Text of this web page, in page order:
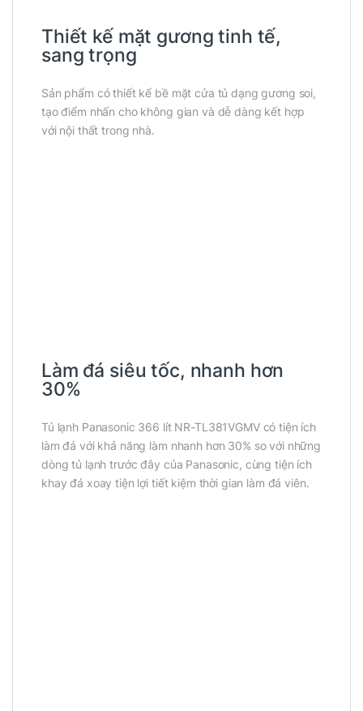
Thiết kế mặt gương tinh tế,
sang trọng
Sản phẩm có thiết kế bề mặt cửa tủ dạng gương soi,
tạo điểm nhấn cho không gian và dễ dàng kết hợp
với nội thất trong nhà.
Làm đá siêu tốc, nhanh hơn
30%
Tủ lạnh Panasonic 366 lít NR-TL381VGMV có tiện ích
làm đá với khả năng làm nhanh hơn 30% so với những
dòng tủ lạnh trước đây của Panasonic, cùng tiện ích
khay đá xoay tiện lợi tiết kiệm thời gian làm đá viên.